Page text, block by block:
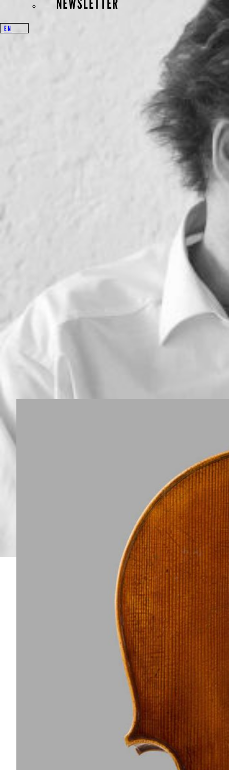
EN
CH-6370 Stans,
Schweiz
Die meisten Instrumente, die in
sich traditioneller Geigenbau
ermöglichen. Die so entstehende
Instrumente